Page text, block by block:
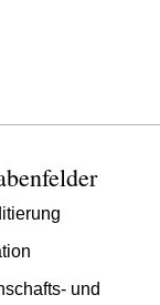
und